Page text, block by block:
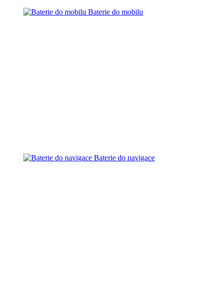
Baterie do mobilu
Baterie do navigace